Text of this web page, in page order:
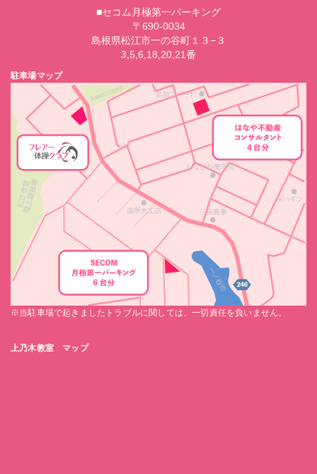
■セコム月極第一パーキング
〒690-0034
島根県松江市一の谷町１３−３
3,5,6,18,20,21番
駐車場マップ
※当駐車場で起きましたトラブルに関しては、一切責任を負いません。
上乃木教室 マップ